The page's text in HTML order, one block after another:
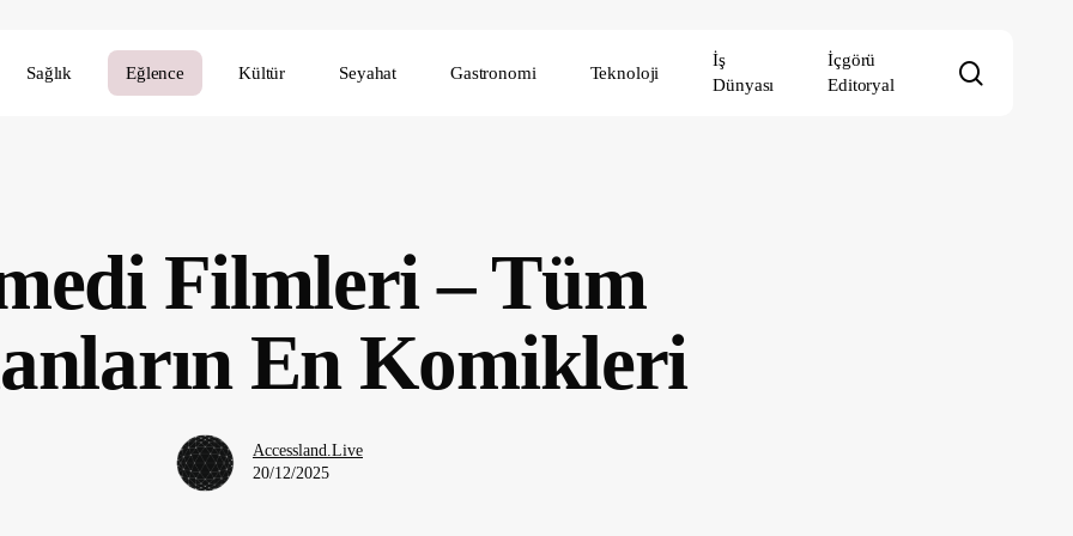
Sağlık Eğlence Kültür Seyahat Gastronomi Teknoloji
İş
Dünyası
İçgörü
Editoryal
Filmleri – Tüm
En Komikleri
Accessland.Live
20/12/2025